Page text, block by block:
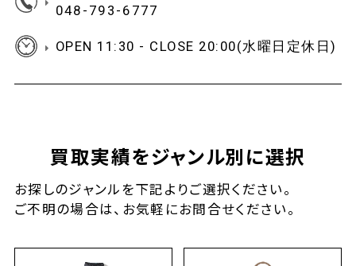
048-793-6777
OPEN 11:30 - CLOSE 20:00(水曜日定休日)
買取実績をジャンル別に選択
お探しのジャンルを下記よりご選択ください。
ご不明の場合は、お気軽にお問合せください。